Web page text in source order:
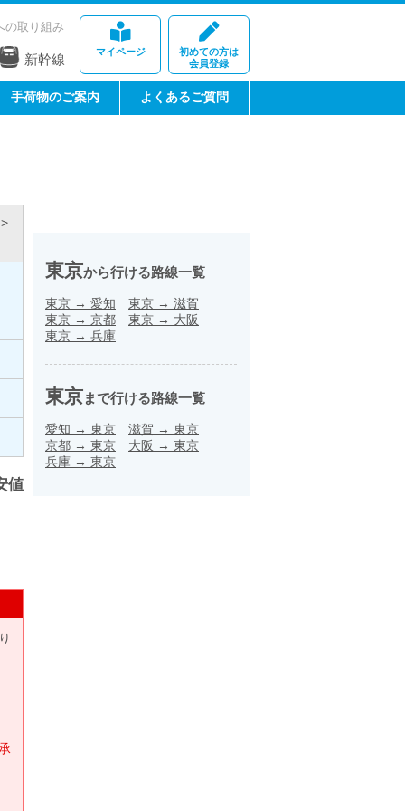
マイページ
初めての方は
会員登録
の取り組み
新幹線
手荷物のご案内 よくあるご質問
値
東京から行ける路線一覧
東京 → 愛知 東京 → 滋賀
東京 → 京都 東京 → 大阪
東京 → 兵庫
東京まで行ける路線一覧
愛知 → 東京 滋賀 → 東京
京都 → 東京 大阪 → 東京
兵庫 → 東京